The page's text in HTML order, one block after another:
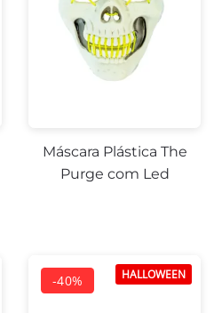
Máscara Plástica The
Purge com Led
HALLOWEEN